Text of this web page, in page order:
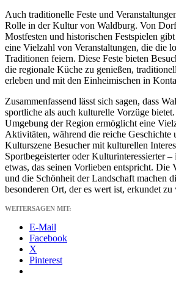
Auch traditionelle Feste und
Rolle in der Kultur von Waldburg. Von
Mostfesten und historischen Festspielen
eine Vielzahl von Veranstaltungen, die die
Traditionen feiern. Diese Feste bieten
die regionale Küche zu genießen,
erleben und mit den Einheimischen in
Zusammenfassend lässt sich sagen, dass
sportliche als auch kulturelle Vorzüge
Umgebung der Region ermöglicht eine
Aktivitäten, während die reiche Geschichte
Kulturszene Besucher mit kulturellen
Sportbegeisterter oder Kulturinteressierter
etwas, das seinen Vorlieben entspricht.
und die Schönheit der Landschaft machen
besonderen Ort, der es wert ist, erkundet zu
WEITERSAGEN MIT:
E-Mail
Facebook
X
Pinterest